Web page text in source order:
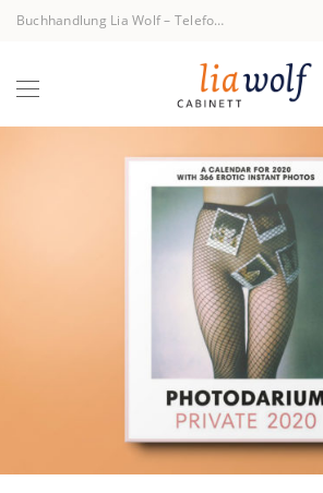
Buchhandlung Lia Wolf– Telefon +43 1 512 40 94